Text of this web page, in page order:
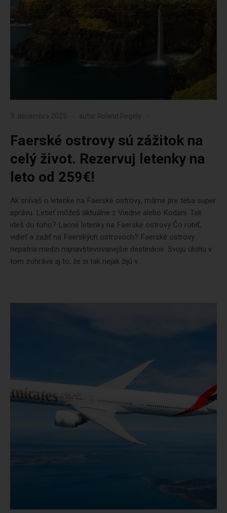
9. decembra 2025 autor Roland Regely
Faerské ostrovy sú zážitok na
celý život. Rezervuj letenky na
leto od 259€!
Ak snívaš o letenke na Faerské ostrovy, máme pre teba super
správu. Letieť môžeš aktuálne z Viedne alebo Kodani. Tak
ideš do toho? Lacné letenky na Faerské ostrovy Čo robiť,
vidieť a zažiť na Faerských ostrovoch? Faerské ostrovy
nepatria medzi najnavštevovanejšie destinácie. Svoju úlohu v
tom zohráva aj to, že si tak nejak žijú v...